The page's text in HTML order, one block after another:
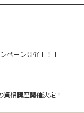
ペーン開催！！！
格講座開催決定！